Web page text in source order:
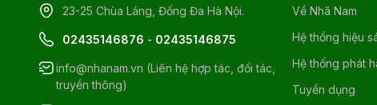
23-25 Chùa Láng, Đống Đa Hà Nội.
02435146876 - 02435146875
info@nhanam.vn (Liên hệ hợp tác, đối tác,
truyền thông)
Về Nhã Nam
Hệ thống hiệu
Hệ thống phát
Tuyển dụng